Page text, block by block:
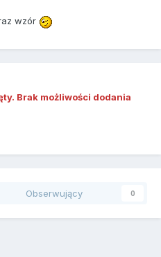
wzór
Brak możliwości dodania
Obserwujący 0